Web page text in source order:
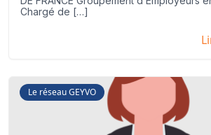
Chargé de […]
Le réseau GEYVO